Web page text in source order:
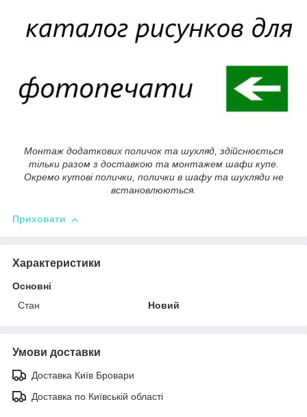
Монтаж додаткових поличок та шухляд, здійснюється
тільки разом з доставкою та монтажем шафи купе.
Окремо кутові полички, полички в шафу та шухляди не
встановлюються.
Приховати
Характеристики
Основні
Стан
Новий
Умови доставки
Доставка Київ Бровари
Доставка по Київській області